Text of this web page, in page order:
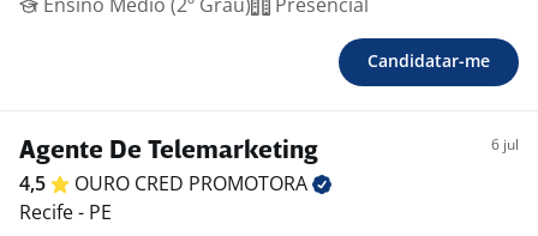
Candidatar-me
Agente De Telemarketing 6 jul
4,5 OURO CRED PROMOTORA
Recife - PE